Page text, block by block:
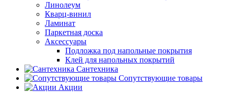
Линолеум
Кварц-винил
Ламинат
Паркетная доска
Аксессуары
Подложка под напольные покрытия
Клей для напольных покрытий
Сантехника
Сопутствующие товары
Акции